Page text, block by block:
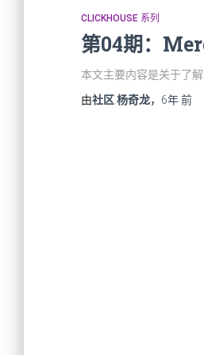
CLICKHOUSE 系列
第04期：
本文主要内容是关于了
由社区 杨奇龙， 6年前